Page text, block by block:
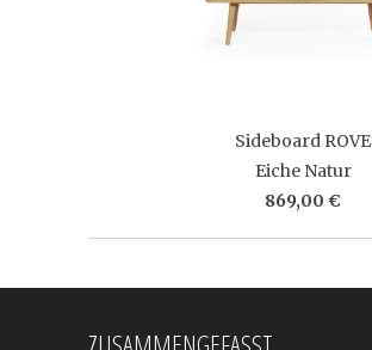
Sideboard ROVE
Eiche Natur
869,00 €